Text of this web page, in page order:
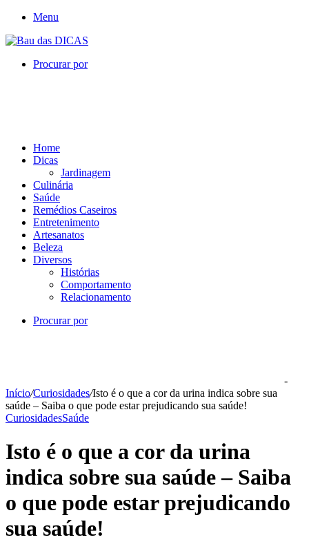
Menu
Procurar por
Home
Dicas
Jardinagem
Culinária
Saúde
Remédios Caseiros
Entretenimento
Artesanatos
Beleza
Diversos
Histórias
Comportamento
Relacionamento
Procurar por
-
Início/Curiosidades/Isto é o que a cor da urina indica sobre sua
saúde – Saiba o que pode estar prejudicando sua saúde!
CuriosidadesSaúde
Isto é o que a cor da urina
indica sobre sua saúde – Saiba
o que pode estar prejudicando
sua saúde!